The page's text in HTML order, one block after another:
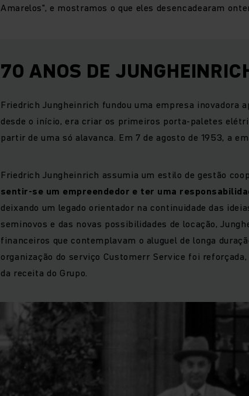
Amarelos", e mostramos o que eles desencadearam
70 ANOS DE
Friedrich Jungheinrich fundou uma empresa inovadora
desde o início, era criar os primeiros porta-paletes
partir de uma só alavanca. Em 7 de agosto de 1953, a
Friedrich Jungheinrich assumia um estilo de gestão
sentir-se um empreendedor e ter uma
deixando um legado orientador na continuidade das
seminovos e das novas possibilidades de locação,
financeiros que contemplavam o aluguel de longa
organização do serviço Customerr Service foi
da receita do Grupo.